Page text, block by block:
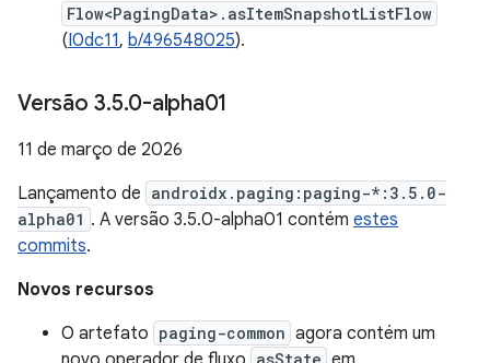
Flow<PagingData>.asItemSnapshotListFlow
(I0dc11, b/496548025).
Versão 3.5.0-alpha01
11 de março de 2026
Lançamento de androidx.paging:paging-*:3.5.0-
alpha01 . A versão 3.5.0-alpha01 contém estes
commits.
Novos recursos
O artefato paging-common agora contém um